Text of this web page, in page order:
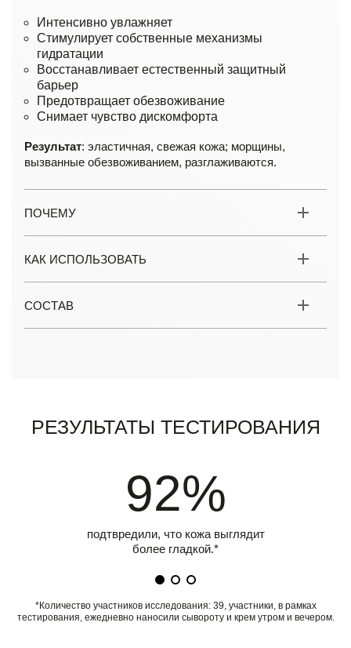
Интенсивно увлажняет
Стимулирует собственные механизмы
гидратации
Восстанавливает естественный защитный
барьер
Предотвращает обезвоживание
Снимает чувство дискомфорта
Результат: эластичная, свежая кожа; морщины,
вызванные обезвоживанием, разглаживаются.
ПОЧЕМУ
КАК ИСПОЛЬЗОВАТЬ
СОСТАВ
Результаты тестирования
92%
подтвредили, что кожа выглядит
более гладкой.*
*Количество участников исследования: 39, участники, в рамках
тестирования, ежедневно наносили сывороту и крем утром и вечером.